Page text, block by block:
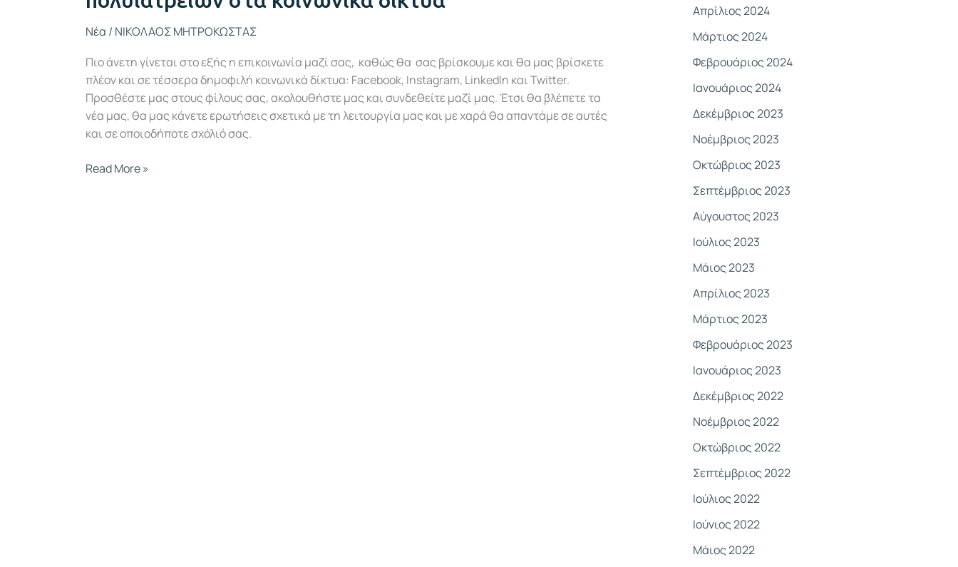
Νέα / ΝΙΚΟΛΑΟΣ ΜΗΤΡΟΚΩΣΤΑΣ
Πιο άνετη γίνεται στο εξής η επικοινωνία μαζί σας, καθώς θα σας βρίσκουμε και θα μας βρίσκετε
πλέον και σε τέσσερα δημοφιλή κοινωνικά δίκτυα: Facebook, Instagram, LinkedIn και Twitter.
Προσθέστε μας στους φίλους σας, ακολουθήστε μας και συνδεθείτε μαζί μας. Έτσι θα βλέπετε τα
νέα μας, θα μας κάνετε ερωτήσεις σχετικά με τη λειτουργία μας και με χαρά θα απαντάμε σε αυτές
και σε οποιοδήποτε σχόλιό σας.
Read More »
Απρίλιος 2024
Μάρτιος 2024
Φεβρουάριος 2024
Ιανουάριος 2024
Δεκέμβριος 2023
Νοέμβριος 2023
Οκτώβριος 2023
Σεπτέμβριος 2023
Αύγουστος 2023
Ιούλιος 2023
Μάιος 2023
Απρίλιος 2023
Μάρτιος 2023
Φεβρουάριος 2023
Ιανουάριος 2023
Δεκέμβριος 2022
Νοέμβριος 2022
Οκτώβριος 2022
Σεπτέμβριος 2022
Ιούλιος 2022
Ιούνιος 2022
Μάιος 2022